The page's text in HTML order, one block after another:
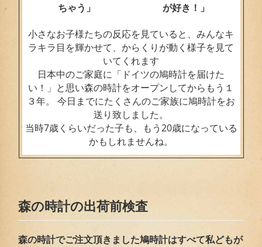
ちゃう」
が好き！」
小さなお子様たちの反応を見ていると、みんなキ
ラキラ目を輝かせて、からくりが動く様子を見て
いてくれます
日本中のご家庭に「ドイツの鳩時計を届けた
い！」と思い森の時計をオープンしてからもう１
３年。 今日までにたくさんのご家族に鳩時計をお
送り致しました。
当時7歳くらいだった子も、もう20歳になっている
かもしれませんね。
森の時計の出荷前検査
森の時計でご注文頂きました鳩時計はすべて私どもが